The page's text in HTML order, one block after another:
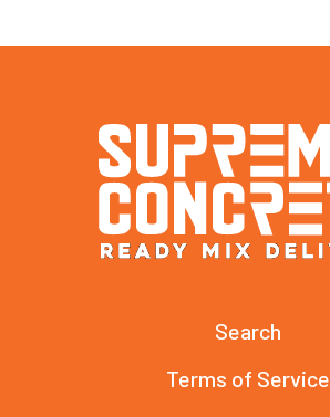
Search
Terms of Service